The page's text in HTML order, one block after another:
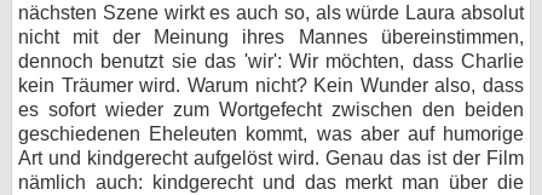
nächsten Szene wirkt es auch so, als würde Laura absolut
nicht mit der Meinung ihres Mannes übereinstimmen,
dennoch benutzt sie das 'wir': Wir möchten, dass Charlie
kein Träumer wird. Warum nicht? Kein Wunder also, dass
es sofort wieder zum Wortgefecht zwischen den beiden
geschiedenen Eheleuten kommt, was aber auf humorige
Art und kindgerecht aufgelöst wird. Genau das ist der Film
nämlich auch: kindgerecht und das merkt man über die